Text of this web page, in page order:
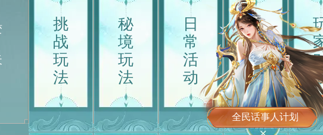
挑
战
玩
法
星宿玩法 强袭七星宫
百年后
剿灭异兽
时空试炼 两仪
秘
境
玩
法
封印古墓 扶摇殿
日
常
活
动
闹天庭任务
三界令任务
大圣齐天路
限
时
活
动
全民话事人计划